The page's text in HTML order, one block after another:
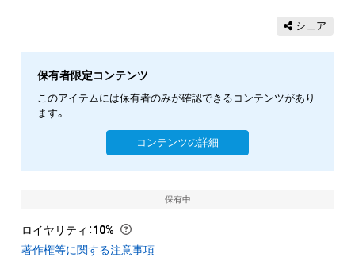
シェア
保有者限定コンテンツ
このアイテムには保有者のみが確認できるコンテンツがあり
ます。
コンテンツの詳細
保有中
ロイヤリティ ：10%
著作権等に関する注意事項